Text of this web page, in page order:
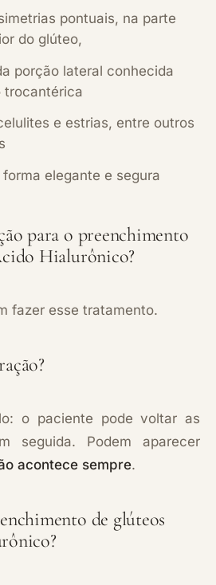
pontuais, na parte
do glúteo,
porção lateral conhecida
trocantérica
e estrias, entre outros
elegante e segura
para o preenchimento
Hialurônico?
fazer esse tratamento.
o paciente pode voltar as
seguida. Podem aparecer
acontece sempre.
de glúteos